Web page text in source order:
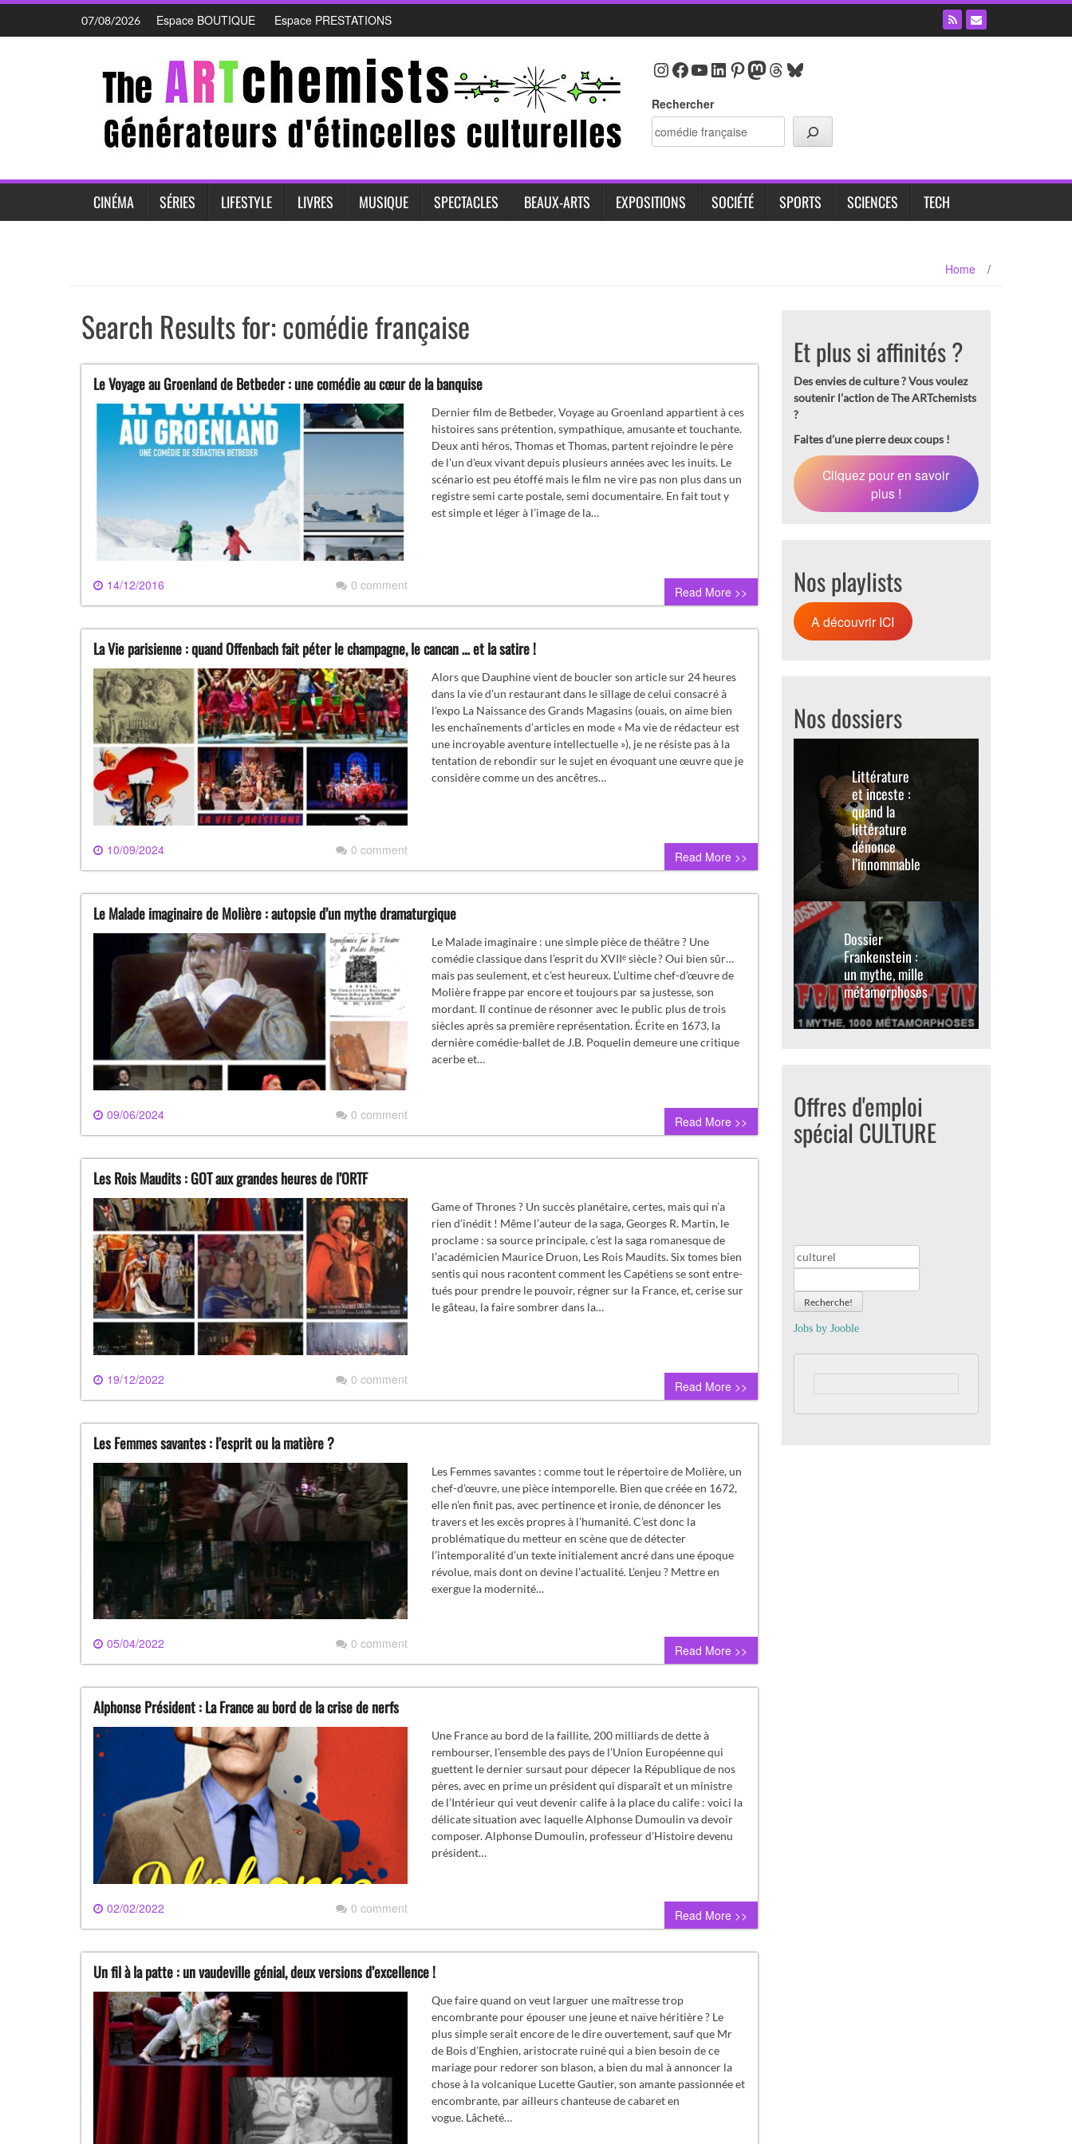
Skip
content
07/08/2026 Espace BOUTIQUE Espace PRESTATIONS
Instagram
Facebook
YouTube
LinkedIn
Pinterest
Mastodon
Threads
Bluesky
Rechercher
CINÉMA SÉRIES LIFESTYLE LIVRES MUSIQUE SPECTACLES BEAUX-ARTS EXPOSITIONS SOCIÉTÉ SPORTS SCIENCES TECH
Home /
Search Results for:comédie française
Le Voyage au Groenland de Betbeder : une comédie au cœur de la banquise
14/12/2016 0 comment
Dernier film de Betbeder, Voyage au Groenland appartient à ces
histoires sans prétention, sympathique, amusante et touchante.
Deux anti héros, Thomas et Thomas, partent rejoindre le père
de l’un d’eux vivant depuis plusieurs années avec les inuits. Le
scénario est peu étoffé mais le film ne vire pas non plus dans un
registre semi carte postale, semi documentaire. En fait tout y
est simple et léger à l’image de la…
Read More >>
La Vie parisienne : quand Offenbach fait péter le champagne, le cancan … et la satire !
10/09/2024 0 comment
Alors que Dauphine vient de boucler son article sur 24 heures
dans la vie d’un restaurant dans le sillage de celui consacré à
l’expo La Naissance des Grands Magasins (ouais, on aime bien
les enchaînements d’articles en mode « Ma vie de rédacteur est
une incroyable aventure intellectuelle »), je ne résiste pas à la
tentation de rebondir sur le sujet en évoquant une œuvre que je
considère comme un des ancêtres…
Read More >>
Le Malade imaginaire de Molière : autopsie d’un mythe dramaturgique
09/06/2024 0 comment
Le Malade imaginaire : une simple pièce de théâtre ? Une
comédie classique dans l’esprit du XVIIᵉ siècle ? Oui bien sûr…
mais pas seulement, et c’est heureux. L’ultime chef-d’œuvre de
Molière frappe par encore et toujours par sa justesse, son
mordant. Il continue de résonner avec le public plus de trois
siècles après sa première représentation. Écrite en 1673, la
dernière comédie-ballet de J.B. Poquelin demeure une critique
acerbe et…
Read More >>
Les Rois Maudits : GOT aux grandes heures de l’ORTF
19/12/2022 0 comment
Game of Thrones ? Un succès planétaire, certes, mais qui n’a
rien d’inédit ! Même l’auteur de la saga, Georges R. Martin, le
proclame : sa source principale, c’est la saga romanesque de
l’académicien Maurice Druon, Les Rois Maudits. Six tomes bien
sentis qui nous racontent comment les Capétiens se sont entre-
tués pour prendre le pouvoir, régner sur la France, et, cerise sur
le gâteau, la faire sombrer dans la…
Read More >>
Les Femmes savantes : l’esprit ou la matière ?
05/04/2022 0 comment
Les Femmes savantes : comme tout le répertoire de Molière, un
chef-d’œuvre, une pièce intemporelle. Bien que créée en 1672,
elle n’en finit pas, avec pertinence et ironie, de dénoncer les
travers et les excès propres à l’humanité. C’est donc la
problématique du metteur en scène que de détecter
l’intemporalité d’un texte initialement ancré dans une époque
révolue, mais dont on devine l’actualité. L’enjeu ? Mettre en
exergue la modernité…
Read More >>
Alphonse Président : La France au bord de la crise de nerfs
02/02/2022 0 comment
Une France au bord de la faillite, 200 milliards de dette à
rembourser, l’ensemble des pays de l’Union Européenne qui
guettent le dernier sursaut pour dépecer la République de nos
pères, avec en prime un président qui disparaît et un ministre
de l’Intérieur qui veut devenir calife à la place du calife : voici la
délicate situation avec laquelle Alphonse Dumoulin va devoir
composer. Alphonse Dumoulin, professeur d’Histoire devenu
président…
Read More >>
Un fil à la patte : un vaudeville génial, deux versions d’excellence !
Que faire quand on veut larguer une maîtresse trop
encombrante pour épouser une jeune et naïve héritière ? Le
plus simple serait encore de le dire ouvertement, sauf que Mr
de Bois d’Enghien, aristocrate ruiné qui a bien besoin de ce
mariage pour redorer son blason, a bien du mal à annoncer la
chose à la volcanique Lucette Gautier, son amante passionnée et
encombrante, par ailleurs chanteuse de cabaret en
vogue. Lâcheté…
Et plus si affinités ?
Des envies de culture ? Vous voulez
soutenir l’action de The ARTchemists
?
Faites d’une pierre deux coups !
Cliquez pour en savoir
plus !
Nos playlists
A découvrir ICI
Nos dossiers
Littérature
et inceste :
quand la
littérature
dénonce
l’innommable
Dossier
Frankenstein :
un mythe, mille
métamorphoses
Offres d'emploi
spécial CULTURE
Recherche!
Jobs by Jooble